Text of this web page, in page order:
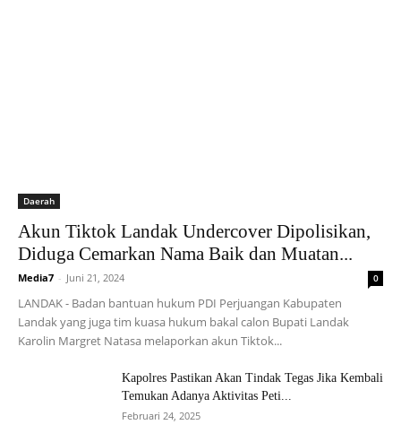
Daerah
Akun Tiktok Landak Undercover Dipolisikan,
Diduga Cemarkan Nama Baik dan Muatan...
Media7 - Juni 21, 2024 0
LANDAK - Badan bantuan hukum PDI Perjuangan Kabupaten
Landak yang juga tim kuasa hukum bakal calon Bupati Landak
Karolin Margret Natasa melaporkan akun Tiktok...
Kapolres Pastikan Akan Tindak Tegas Jika Kembali
Temukan Adanya Aktivitas Peti...
Februari 24, 2025